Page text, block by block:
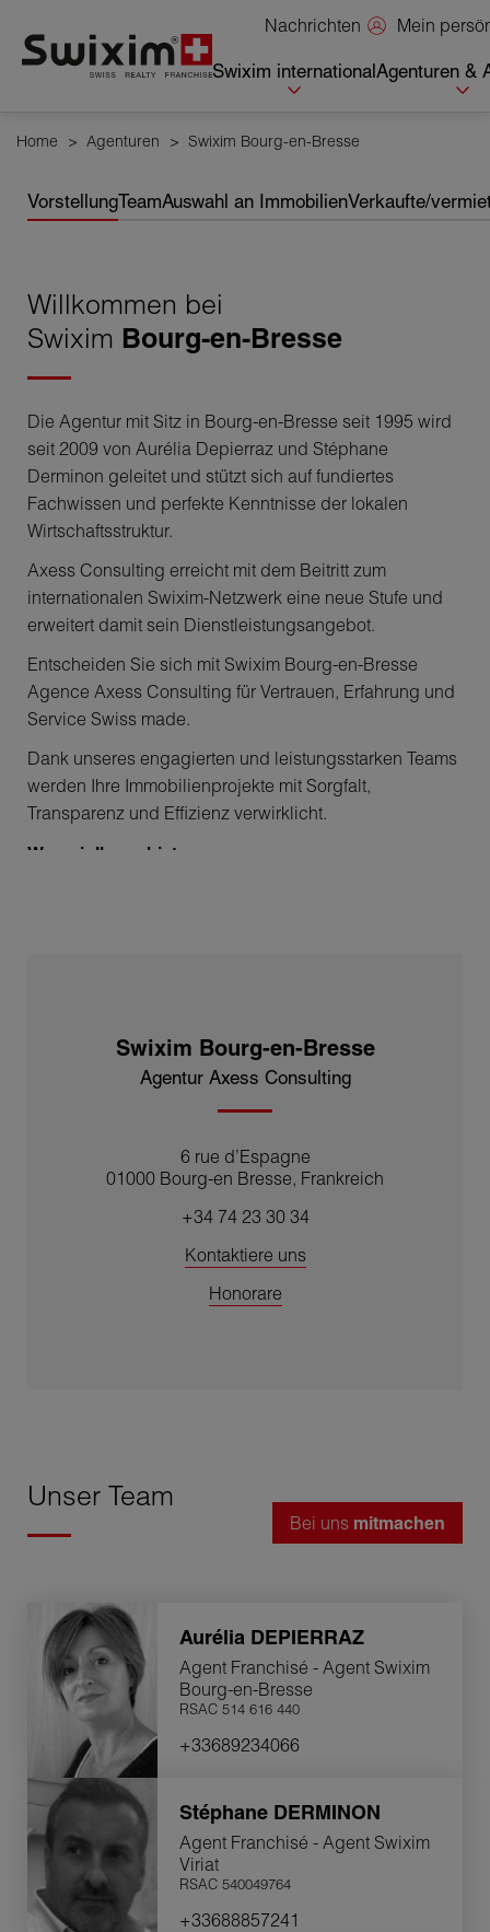
Nachrichten Mein
Swixim internationalAgenturen &
Home > Agenturen > Swixim Bourg-en-Bresse
VorstellungTeamAuswahl an ImmobilienVerkaufte/
Willkommen bei
Swixim Bourg-en-Bresse
Die Agentur mit Sitz in Bourg-en-Bresse seit 1995 wird
seit 2009 von Aurélia Depierraz und Stéphane
Derminon geleitet und stützt sich auf fundiertes
Fachwissen und perfekte Kenntnisse der lokalen
Wirtschaftsstruktur.
Axess Consulting erreicht mit dem Beitritt zum
internationalen Swixim-Netzwerk eine neue Stufe und
erweitert damit sein Dienstleistungsangebot.
Entscheiden Sie sich mit Swixim Bourg-en-Bresse
Agence Axess Consulting für Vertrauen, Erfahrung und
Service Swiss made.
Dank unseres engagierten und leistungsstarken Teams
werden Ihre Immobilienprojekte mit Sorgfalt,
Transparenz und Effizienz verwirklicht.
Was wir Ihnen bieten:
Kontaktieren Sie uns noch heute, um Ihre
Immobilienvorhaben zu verwirklichen, egal ob es sich
Aurélia Depierraz et Stéphane Derminon
Finanziell und rechtlich unabhängiger Franchisenehmer
Swixim Bourg-en-Bresse
Agentur Axess Consulting
6 rue d’Espagne
01000 Bourg-en Bresse, Frankreich
+34 74 23 30 34
Kontaktiere uns
Honorare
Unser Team
Bei uns mitmachen
Aurélia DEPIERRAZ
Agent Franchisé - Agent Swixim
Bourg-en-Bresse
RSAC 514 616 440
+33689234066
Stéphane DERMINON
Agent Franchisé - Agent Swixim
Viriat
RSAC 540049764
+33688857241